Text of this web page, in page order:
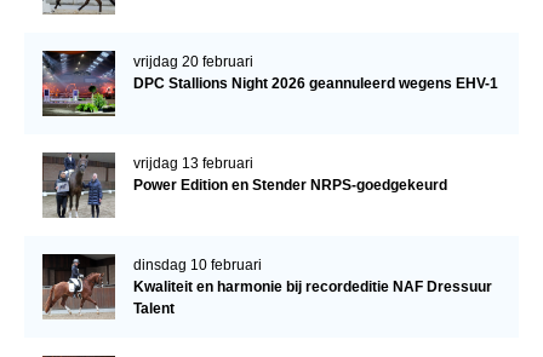
vrijdag 20 februari
DPC Stallions Night 2026 geannuleerd wegens EHV-1
vrijdag 13 februari
Power Edition en Stender NRPS-goedgekeurd
dinsdag 10 februari
Kwaliteit en harmonie bij recordeditie NAF Dressuur
Talent